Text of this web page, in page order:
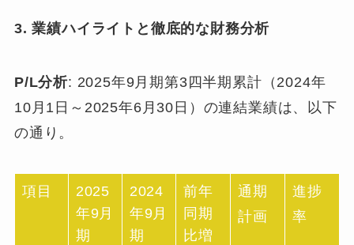
3. 業績ハイライトと徹底的な財務分析
P/L分析: 2025年9月期第3四半期累計（2024年
10月1日～2025年6月30日）の連結業績は、以下
の通り。
項目
2025
年9月
期
2024
年9月
期
前年
同期
比増
通期
計画
進捗
率